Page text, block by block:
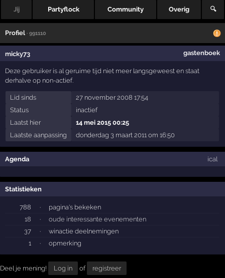
Jij Partyflock Community Overig 🔍
Profiel · 991110
micky73 gastenboek
Deze gebruiker is al geruime tijd niet meer langsgeweest en staat
derhalve op non-actief.
Lid sinds
27 november 2008 17:54
Status
inactief
Laatst hier
14 mei 2015 00:25
Laatste aanpassing
donderdag 3 maart 2011 om 16:50
Agenda ical
Statistieken
788 ·
pagina's bekeken
18
·
oude interessante evenementen
37
·
winactie deelnemingen
1
· opmerking
Deel je mening! Log in of registreer